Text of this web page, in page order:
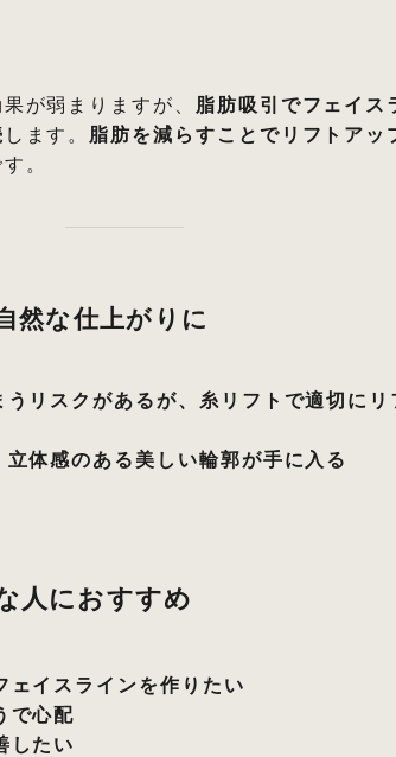
が弱まりますが、 脂肪吸引でフェイス
します。 脂肪を減らすことでリフトアッ
。
然な仕上がりに
リスクがあるが、糸リフトで適切にリ
体感のある美しい輪郭が手に入る
人におすすめ
ェイスラインを作りたい
で心配
したい